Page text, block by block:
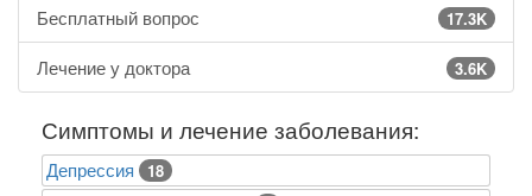
Бесплатный вопрос 17.3K
Лечение у доктора 3.6K
Симптомы и лечение заболевания:
Депрессия 18